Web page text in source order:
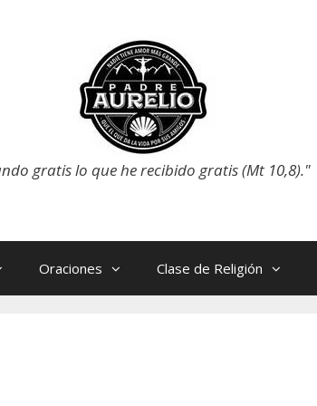
gratis lo que he recibido gratis (Mt 10,8)."
Oraciones Clase de Religión